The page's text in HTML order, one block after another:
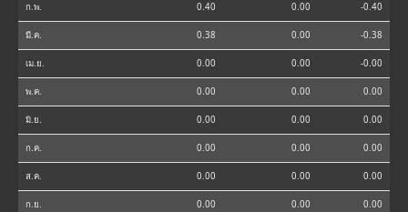
ก.พ. 0.40 0.00 -0.40
มี.ค. 0.38 0.00 -0.38
เม.ย. 0.00 0.00 -0.00
พ.ค. 0.00 0.00 0.00
มิ.ย. 0.00 0.00 0.00
ก.ค. 0.00 0.00 0.00
ส.ค. 0.00 0.00 0.00
ก.ย. 0.00 0.00 0.00